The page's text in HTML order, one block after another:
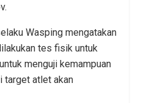
Wasping mengatakan
tes fisik untuk
menguji kemampuan
target atlet akan